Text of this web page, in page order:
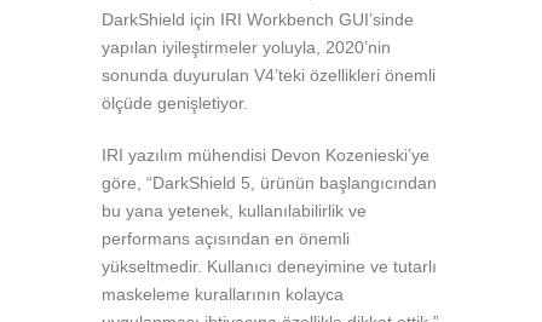
DarkShield için IRI Workbench GUI’sinde
yapılan iyileştirmeler yoluyla, 2020’nin
sonunda duyurulan V4’teki özellikleri önemli
ölçüde genişletiyor.
IRI yazılım mühendisi Devon Kozenieski’ye
göre, “DarkShield 5, ürünün başlangıcından
bu yana yetenek, kullanılabilirlik ve
performans açısından en önemli
yükseltmedir. Kullanıcı deneyimine ve tutarlı
maskeleme kurallarının kolayca